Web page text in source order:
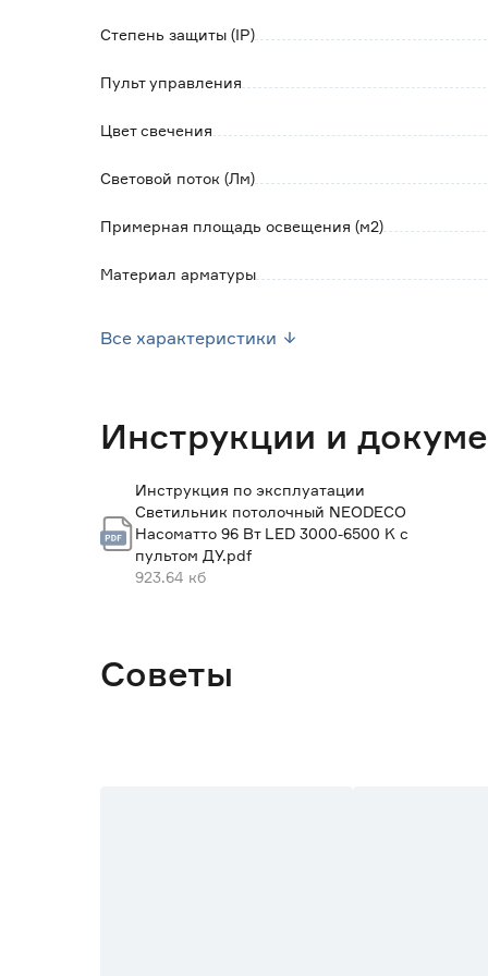
Обратите внимание:
управления, входящего в комплект
Степень защиты (IP)
Пульт управления
Цвет свечения
Световой поток (Лм)
Примерная площадь освещения (м2)
Материал арматуры
Цоколь
Диаметр (мм)
Все характеристики
Инструкции и
Инструкция по эксплуатации
Светильник потолочный NEODECO
Насоматто 96 Вт LED 3000-6500 K с
пультом ДУ.pdf
923.64 кб
Советы